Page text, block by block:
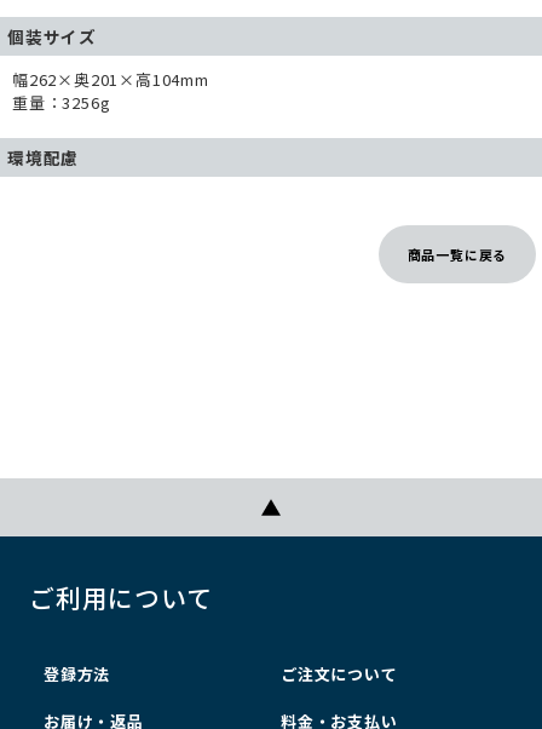
個装サイズ
幅262×奥201×高104mm
重量：3256g
環境配慮
商品一覧に戻る
ご利用について
登録方法 ご注文について
お届け・返品 料金・お支払い